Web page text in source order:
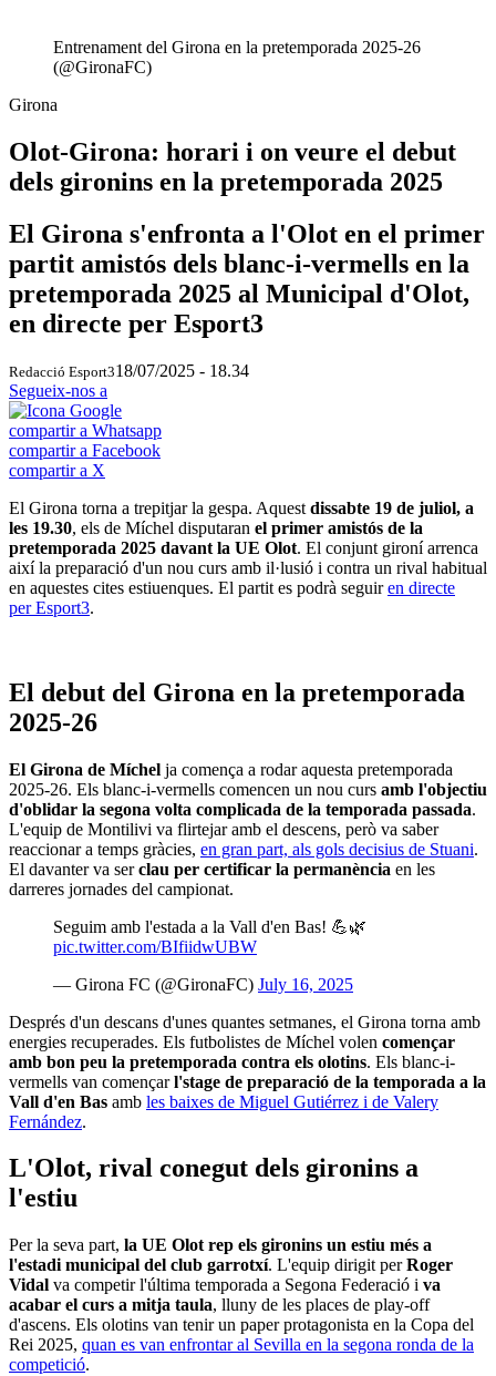
Entrenament del Girona en la pretemporada 2025-26
(@GironaFC)
Girona
Olot-Girona: horari i on veure el debut
dels gironins en la pretemporada 2025
El Girona s'enfronta a l'Olot en el primer
partit amistós dels blanc-i-vermells en la
pretemporada 2025 al Municipal d'Olot,
en directe per Esport3
Redacció Esport318/07/2025 - 18.34
Segueix-nos a
compartir a Whatsapp
compartir a Facebook
compartir a X
El Girona torna a trepitjar la gespa. Aquest dissabte 19 de juliol, a
les 19.30, els de Míchel disputaran el primer amistós de la
pretemporada 2025 davant la UE Olot. El conjunt gironí arrenca
així la preparació d'un nou curs amb il·lusió i contra un rival habitual
en aquestes cites estiuenques. El partit es podrà seguiren directe
per Esport3.
El debut del Girona en la pretemporada
2025-26
El Girona de Míchel ja comença a rodar aquesta pretemporada
2025-26. Els blanc-i-vermells comencen un nou curs amb l'objectiu
d'oblidar la segona volta complicada de la temporada passada.
L'equip de Montilivi va flirtejar amb el descens, però va saber
reaccionar a temps gràcies, en gran part, als gols decisius de Stuani.
El davanter va serclau per certificar la permanència en les
darreres jornades del campionat.
Seguim amb l'estada a la Vall d'en Bas! 💪🌿
pic.twitter.com/BIfiidwUBW
— Girona FC (@GironaFC) July 16, 2025
Després d'un descans d'unes quantes setmanes, el Girona torna amb
energies recuperades. Els futbolistes de Míchel volen començar
amb bon peu la pretemporada contra els olotins. Els blanc-i-
vermells van començarl'stage de preparació de la temporada a la
Vall d'en Bas amb les baixes de Miguel Gutiérrez i de Valery
Fernández.
L'Olot, rival conegut dels gironins a
l'estiu
Per la seva part, la UE Olot rep els gironins un estiu més a
l'estadi municipal del club garrotxí. L'equip dirigit perRoger
Vidal va competir l'última temporada a Segona Federació i va
acabar el curs a mitja taula, lluny de les places de play-off
d'ascens. Els olotins van tenir un paper protagonista en la Copa del
Rei 2025, quan es van enfrontar al Sevilla en la segona ronda de la
competició.